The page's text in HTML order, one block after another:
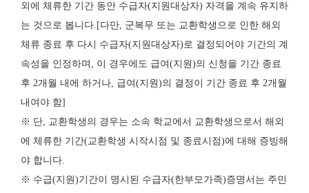
외에 체류한 기간 동안 수급자(지원대상자) 자격을 계속 유지하
는 것으로 봅니다.[다만, 군복무 또는 교환학생으로 인한 해외
체류 종료 후 다시 수급자(지원대상자)로 결정되어야 기간의 계
속성을 인정하며, 이 경우에도 급여(지원)의 신청을 기간 종료
후 2개월 내에 하거나, 급여(지원)의 결정이 기간 종료 후 2개월
내여야 함]
※ 단, 교환학생의 경우는 소속 학교에서 교환학생으로서 해외
에 체류한 기간(교환학생 시작시점 및 종료시점)에 대해 증빙해
야 합니다.
※ 수급(지원)기간이 명시된 수급자(한부모가족)증명서는 주민